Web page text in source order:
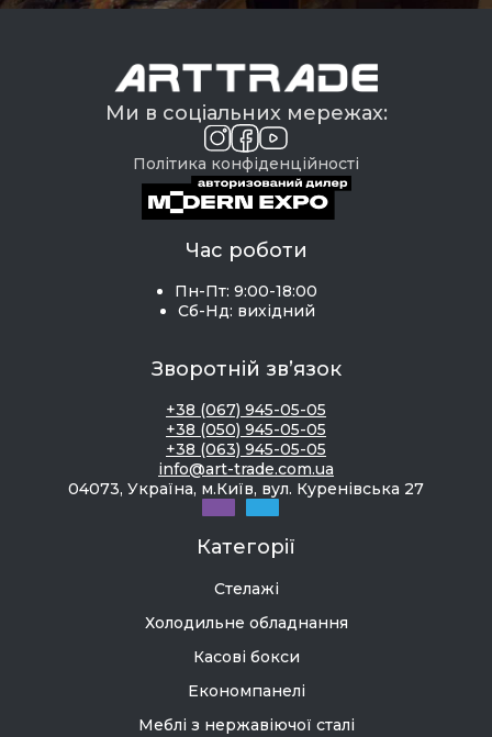
Ми в соціальних мережах:
Політика конфіденційності
Час роботи
Пн-Пт: 9:00-18:00
Сб-Нд: вихідний
Зворотній зв’язок
+38 (067) 945-05-05
+38 (050) 945-05-05
+38 (063) 945-05-05
info@art-trade.com.ua
04073, Україна, м.Київ, вул. Куренівська 27
Категорії
Стелажі
Холодильне обладнання
Касові бокси
Економпанелі
Меблі з нержавіючої сталі